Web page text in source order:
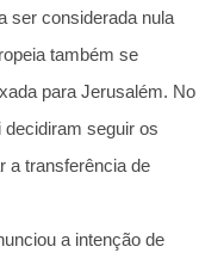
ser considerada nula
também se
para Jerusalém. No
decidiram seguir os
a transferência de
a intenção de